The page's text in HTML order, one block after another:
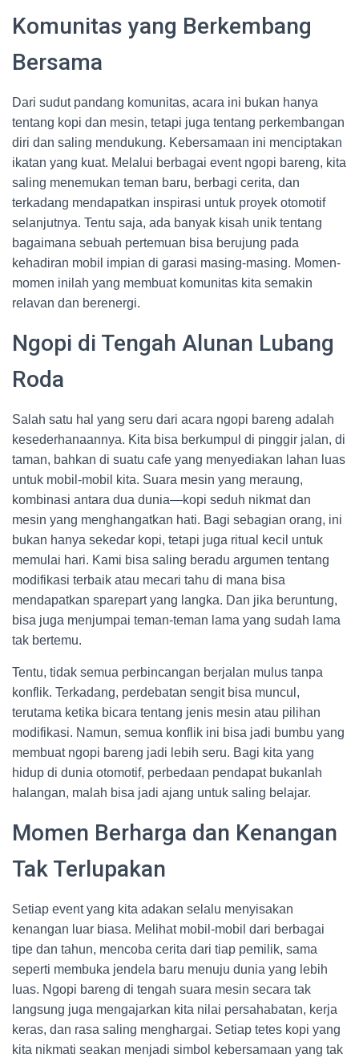
Komunitas yang Berkembang
Bersama
Dari sudut pandang komunitas, acara ini bukan hanya
tentang kopi dan mesin, tetapi juga tentang perkembangan
diri dan saling mendukung. Kebersamaan ini menciptakan
ikatan yang kuat. Melalui berbagai event ngopi bareng, kita
saling menemukan teman baru, berbagi cerita, dan
terkadang mendapatkan inspirasi untuk proyek otomotif
selanjutnya. Tentu saja, ada banyak kisah unik tentang
bagaimana sebuah pertemuan bisa berujung pada
kehadiran mobil impian di garasi masing-masing. Momen-
momen inilah yang membuat komunitas kita semakin
relavan dan berenergi.
Ngopi di Tengah Alunan Lubang
Roda
Salah satu hal yang seru dari acara ngopi bareng adalah
kesederhanaannya. Kita bisa berkumpul di pinggir jalan, di
taman, bahkan di suatu cafe yang menyediakan lahan luas
untuk mobil-mobil kita. Suara mesin yang meraung,
kombinasi antara dua dunia—kopi seduh nikmat dan
mesin yang menghangatkan hati. Bagi sebagian orang, ini
bukan hanya sekedar kopi, tetapi juga ritual kecil untuk
memulai hari. Kami bisa saling beradu argumen tentang
modifikasi terbaik atau mecari tahu di mana bisa
mendapatkan sparepart yang langka. Dan jika beruntung,
bisa juga menjumpai teman-teman lama yang sudah lama
tak bertemu.
Tentu, tidak semua perbincangan berjalan mulus tanpa
konflik. Terkadang, perdebatan sengit bisa muncul,
terutama ketika bicara tentang jenis mesin atau pilihan
modifikasi. Namun, semua konflik ini bisa jadi bumbu yang
membuat ngopi bareng jadi lebih seru. Bagi kita yang
hidup di dunia otomotif, perbedaan pendapat bukanlah
halangan, malah bisa jadi ajang untuk saling belajar.
Momen Berharga dan Kenangan
Tak Terlupakan
Setiap event yang kita adakan selalu menyisakan
kenangan luar biasa. Melihat mobil-mobil dari berbagai
tipe dan tahun, mencoba cerita dari tiap pemilik, sama
seperti membuka jendela baru menuju dunia yang lebih
luas. Ngopi bareng di tengah suara mesin secara tak
langsung juga mengajarkan kita nilai persahabatan, kerja
keras, dan rasa saling menghargai. Setiap tetes kopi yang
kita nikmati seakan menjadi simbol kebersamaan yang tak